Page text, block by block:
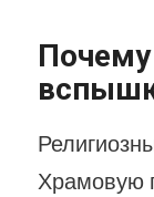
Храмовую